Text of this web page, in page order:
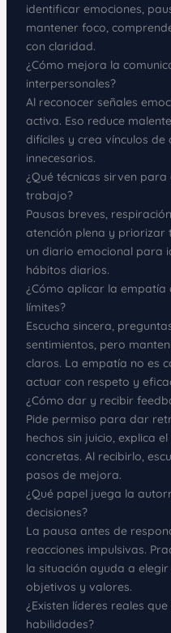
identificar emociones,
mantener foco,
con claridad.
¿Cómo mejora la
interpersonales?
Al reconocer señales
activa. Eso reduce
difíciles y crea vínculos
innecesarios.
¿Qué técnicas sirven
trabajo?
Pausas breves,
atención plena y priorizar
un diario emocional para
hábitos diarios.
¿Cómo aplicar la
límites?
Escucha sincera,
sentimientos, pero
claros. La empatía no es
actuar con respeto y
¿Cómo dar y recibir
Pide permiso para dar
hechos sin juicio, explica
concretas. Al recibirlo,
pasos de mejora.
¿Qué papel juega la
decisiones?
La pausa antes de
reacciones impulsivas.
la situación ayuda a
objetivos y valores.
¿Existen líderes reales
habilidades?